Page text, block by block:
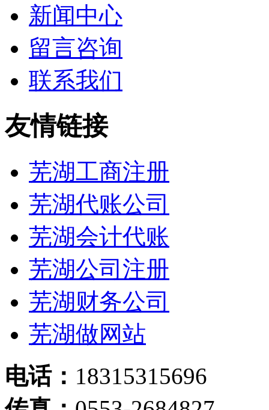
新闻中心
留言咨询
联系我们
友情链接
芜湖工商注册
芜湖代账公司
芜湖会计代账
芜湖公司注册
芜湖财务公司
芜湖做网站
电话： 18315315696